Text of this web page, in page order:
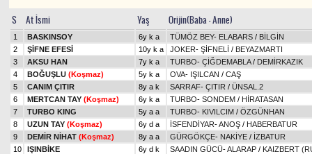
S At İsmi Yaş Orijin(Baba - Anne)
1 BASKINSOY 6y k a TÜMÖZ BEY- ELABARS / BİLGİN
2
ŞİFNE EFESİ 10y k a JOKER- ŞİFNELİ / BEYAZMARTI
3
AKSU HAN 7y k a TURBO- ÇİĞDEMABLA/ DEMİRKAZIK
4
BOĞUŞLU (Koşmaz) 5y k a OVA- IŞILCAN / CAŞ
5
CANIM ÇITIR 8y a k SARRAF- ÇITIR / ÜNSAL.2
6
MERTCAN TAY (Koşmaz) 6y k a TURBO- SONDEM / HİRATASAN
7
TURBO KING 5y a a TURBO- KIVILCIM / ÖZGÜNHAN
8
UZUN TAY (Koşmaz) 6y d a İSFENDİYAR-ANOŞ / HABERBATUR
9
DEMİR NİHAT (Koşmaz) 8y a a GÜRGÖKÇE- NAKİYE / İZBATUR
10
IŞINBİKE 6y d k SAADIN GÜCÜ-ALARAP / KAIZBERT